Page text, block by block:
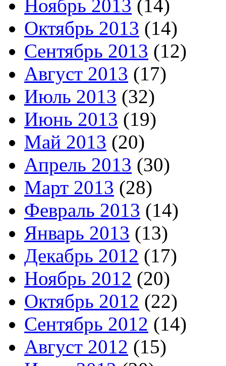
Ноябрь 2013 (14)
Октябрь 2013 (14)
Сентябрь 2013 (12)
Август 2013 (17)
Июль 2013 (32)
Июнь 2013 (19)
Май 2013 (20)
Апрель 2013 (30)
Март 2013 (28)
Февраль 2013 (14)
Январь 2013 (13)
Декабрь 2012 (17)
Ноябрь 2012 (20)
Октябрь 2012 (22)
Сентябрь 2012 (14)
Август 2012 (15)